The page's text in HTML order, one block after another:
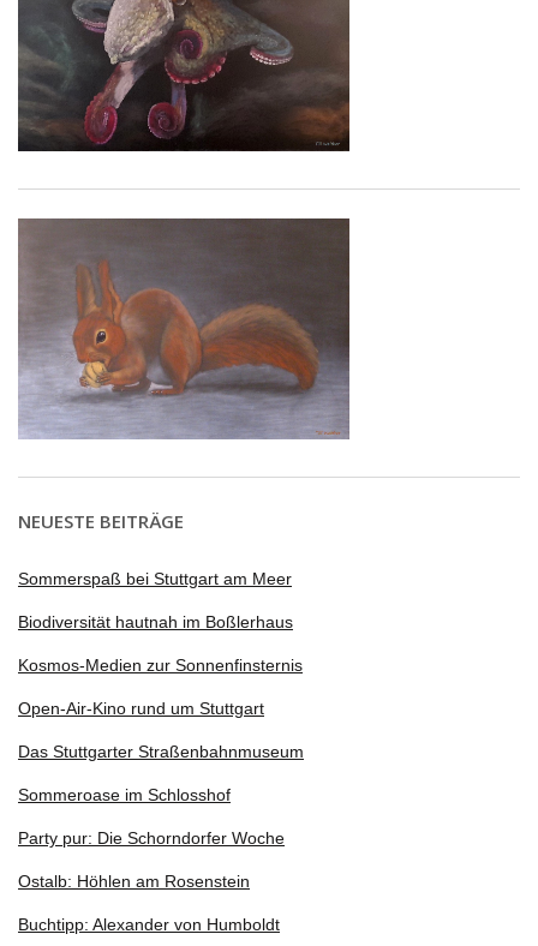
NEUESTE BEITRÄGE
Sommerspaß bei Stuttgart am Meer
Biodiversität hautnah im Boßlerhaus
Kosmos-Medien zur Sonnenfinsternis
Open-Air-Kino rund um Stuttgart
Das Stuttgarter Straßenbahnmuseum
Sommeroase im Schlosshof
Party pur: Die Schorndorfer Woche
Ostalb: Höhlen am Rosenstein
Buchtipp: Alexander von Humboldt